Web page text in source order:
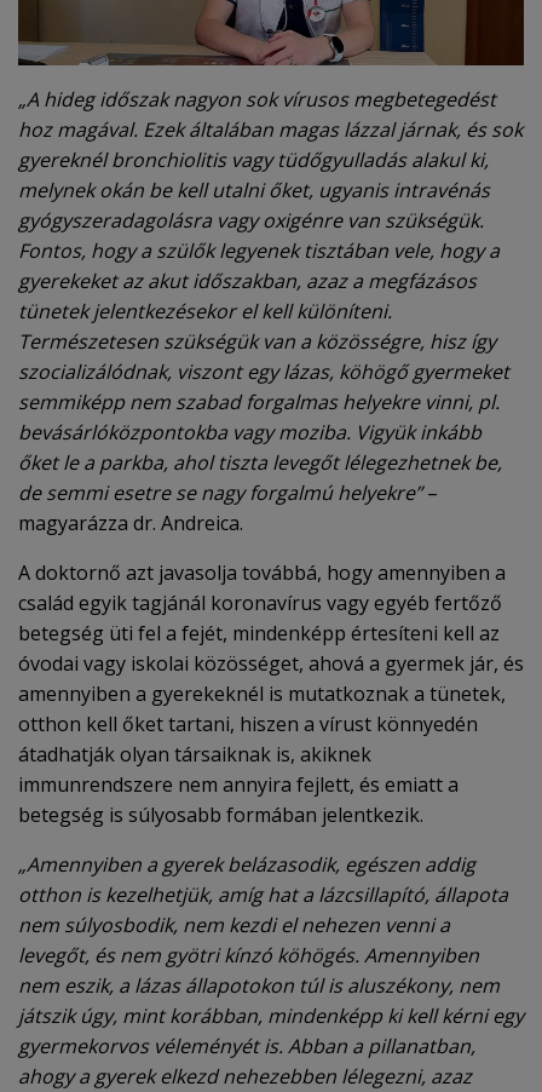
„A hideg időszak nagyon sok vírusos megbetegedést
hoz magával. Ezek általában magas lázzal járnak, és sok
gyereknél bronchiolitis vagy tüdőgyulladás alakul ki,
melynek okán be kell utalni őket, ugyanis intravénás
gyógyszeradagolásra vagy oxigénre van szükségük.
Fontos, hogy a szülők legyenek tisztában vele, hogy a
gyerekeket az akut időszakban, azaz a megfázásos
tünetek jelentkezésekor el kell különíteni.
Természetesen szükségük van a közösségre, hisz így
szocializálódnak, viszont egy lázas, köhögő gyermeket
semmiképp nem szabad forgalmas helyekre vinni, pl.
bevásárlóközpontokba vagy moziba. Vigyük inkább
őket le a parkba, ahol tiszta levegőt lélegezhetnek be,
de semmi esetre se nagy forgalmú helyekre”–
magyarázza dr. Andreica.
A doktornő azt javasolja továbbá, hogy amennyiben a
család egyik tagjánál koronavírus vagy egyéb fertőző
betegség üti fel a fejét, mindenképp értesíteni kell az
óvodai vagy iskolai közösséget, ahová a gyermek jár, és
amennyiben a gyerekeknél is mutatkoznak a tünetek,
otthon kell őket tartani, hiszen a vírust könnyedén
átadhatják olyan társaiknak is, akiknek
immunrendszere nem annyira fejlett, és emiatt a
betegség is súlyosabb formában jelentkezik.
„Amennyiben a gyerek belázasodik, egészen addig
otthon is kezelhetjük, amíg hat a lázcsillapító, állapota
nem súlyosbodik, nem kezdi el nehezen venni a
levegőt, és nem gyötri kínzó köhögés. Amennyiben
nem eszik, a lázas állapotokon túl is aluszékony, nem
játszik úgy, mint korábban, mindenképp ki kell kérni egy
gyermekorvos véleményét is. Abban a pillanatban,
ahogy a gyerek elkezd nehezebben lélegezni, azaz